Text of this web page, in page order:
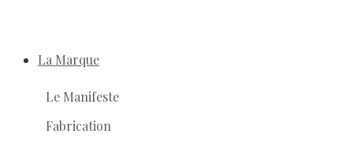
La Marque
Le Manifeste
Fabrication